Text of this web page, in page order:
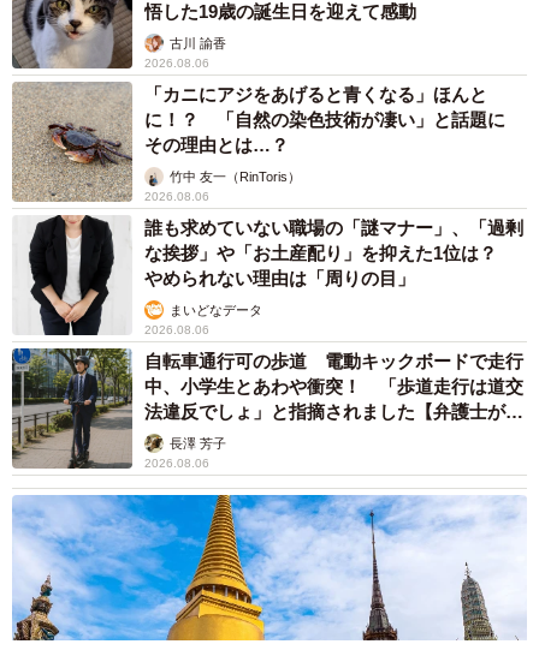
これでずっと手を握ってくれる ©Torimura/SQUARE ENIX
読者からは「すごく考えさせられました」や「良い話系か
と思ったらホラーだった…」など徐々に怖さを増す構成に
驚かされた声が多く寄せられています。そんな同作につい
悟した19歳の誕生日を迎えて感動
古川 諭香
2026.08.06
「カニにアジをあげると青くなる」ほんと
に！？ 「自然の染色技術が凄い」と話題に
その理由とは…？
竹中 友一（RinToris）
2026.08.06
誰も求めていない職場の「謎マナー」、「過剰
な挨拶」や「お土産配り」を抑えた1位は？
やめられない理由は「周りの目」
まいどなデータ
2026.08.06
自転車通行可の歩道 電動キックボードで走行
中、小学生とあわや衝突！ 「歩道走行は道交
法違反でしょ」と指摘されました【弁護士が解
説】長澤 芳子
2026.08.06